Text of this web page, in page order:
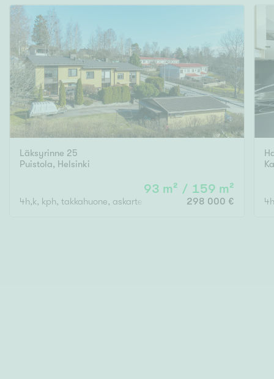
Läksyrinne 25
Puistola, Helsinki
93 m² / 159 m²
4h,k, kph, takkahuone, askarteluhuone, 2x wc, varasto,
298 000 €